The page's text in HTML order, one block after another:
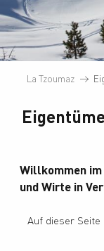
La Tzoumaz
Willkommen
und Wirte in
Auf dieser Seite